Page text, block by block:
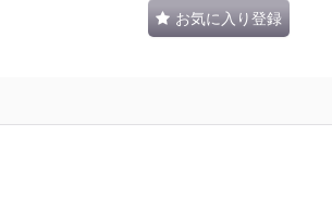
お気に入り登録